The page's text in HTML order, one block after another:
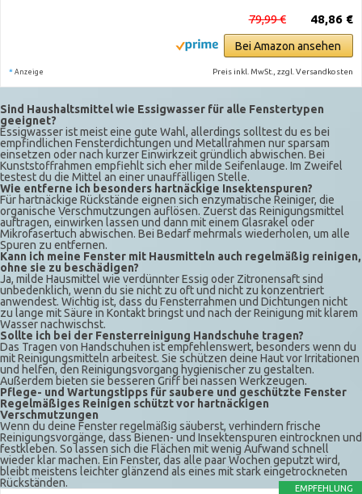
48,86 €
79,99 €
Bei Amazon ansehen
* Anzeige Preis inkl. MwSt., zzgl. Versandkosten
Sind Haushaltsmittel wie Essigwasser für alle Fenstertypen
geeignet?
Essigwasser ist meist eine gute Wahl, allerdings solltest du es bei
empfindlichen Fensterdichtungen und Metallrahmen nur sparsam
einsetzen oder nach kurzer Einwirkzeit gründlich abwischen. Bei
Kunststoffrahmen empfiehlt sich eher milde Seifenlauge. Im Zweifel
testest du die Mittel an einer unauffälligen Stelle.
Wie entferne ich besonders hartnäckige Insektenspuren?
Für hartnäckige Rückstände eignen sich enzymatische Reiniger, die
organische Verschmutzungen auflösen. Zuerst das Reinigungsmittel
auftragen, einwirken lassen und dann mit einem Glasrakel oder
Mikrofasertuch abwischen. Bei Bedarf mehrmals wiederholen, um alle
Spuren zu entfernen.
Kann ich meine Fenster mit Hausmitteln auch regelmäßig reinigen,
ohne sie zu beschädigen?
Ja, milde Hausmittel wie verdünnter Essig oder Zitronensaft sind
unbedenklich, wenn du sie nicht zu oft und nicht zu konzentriert
anwendest. Wichtig ist, dass du Fensterrahmen und Dichtungen nicht
zu lange mit Säure in Kontakt bringst und nach der Reinigung mit klarem
Wasser nachwischst.
Sollte ich bei der Fensterreinigung Handschuhe tragen?
Das Tragen von Handschuhen ist empfehlenswert, besonders wenn du
mit Reinigungsmitteln arbeitest. Sie schützen deine Haut vor Irritationen
und helfen, den Reinigungsvorgang hygienischer zu gestalten.
Außerdem bieten sie besseren Griff bei nassen Werkzeugen.
Pflege- und Wartungstipps für saubere und geschützte Fenster
Regelmäßiges Reinigen schützt vor hartnäckigen
Verschmutzungen
Wenn du deine Fenster regelmäßig säuberst, verhindern frische
Reinigungsvorgänge, dass Bienen- und Insektenspuren eintrocknen und
festkleben. So lassen sich die Flächen mit wenig Aufwand schnell
wieder klar machen. Ein Fenster, das alle paar Wochen geputzt wird,
bleibt meistens leichter glänzend als eines mit stark eingetrockneten
Rückständen.
EMPFEHLUNG